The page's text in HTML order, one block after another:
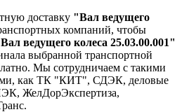
доставку "Вал ведущего
компаний, чтобы
ведущего колеса 25.03.00.001"
выбранной транспортной
Мы сотрудничаем с такими
как ТК "КИТ", СДЭК, деловые
ЖелДорЭкспертиза,